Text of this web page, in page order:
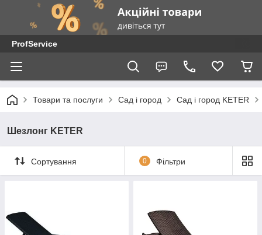
ProfService
Товари та послуги Сад і город Сад і город KETER
Шезлонг KETER
Сортування 0 Фільтри